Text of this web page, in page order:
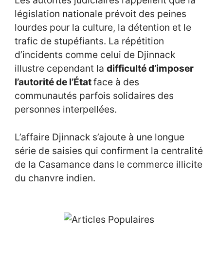
législation nationale prévoit des peines
lourdes pour la culture, la détention et le
trafic de stupéfiants. La répétition
d’incidents comme celui de Djinnack
illustre cependant la difficulté d’imposer
l’autorité de l’Étatface à des
communautés parfois solidaires des
personnes interpellées.
L’affaire Djinnack s’ajoute à une longue
série de saisies qui confirment la centralité
de la Casamance dans le commerce illicite
du chanvre indien.